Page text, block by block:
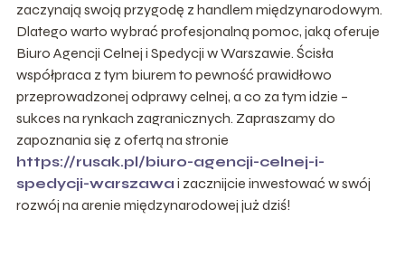
zaczynają swoją przygodę z handlem międzynarodowym.
Dlatego warto wybrać profesjonalną pomoc, jaką oferuje
Biuro Agencji Celnej i Spedycji w Warszawie. Ścisła
współpraca z tym biurem to pewność prawidłowo
przeprowadzonej odprawy celnej, a co za tym idzie –
sukces na rynkach zagranicznych. Zapraszamy do
zapoznania się z ofertą na stronie
https://rusak.pl/biuro-agencji-celnej-i-
spedycji-warszawa i zacznijcie inwestować w swój
rozwój na arenie międzynarodowej już dziś!